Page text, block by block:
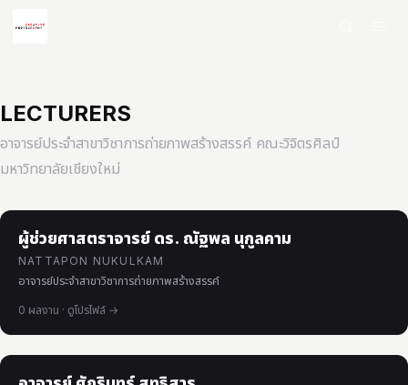
HOME
SHOWCASE
EXHIBITIONS
CONTACT
LECTURERS
อาจารย์ประจำสาขาวิชาการถ่ายภาพสร้างสรรค์ คณะวิจิตรศิลป์
มหาวิทยาลัยเชียงใหม่
ผู้ช่วยศาสตราจารย์ ดร. ณัฐพล นุกูลคาม
NATTAPON NUKULKAM
อาจารย์ประจำสาขาวิชาการถ่ายภาพสร้างสรรค์
0 ผลงาน · ดูโปรไฟล์ →